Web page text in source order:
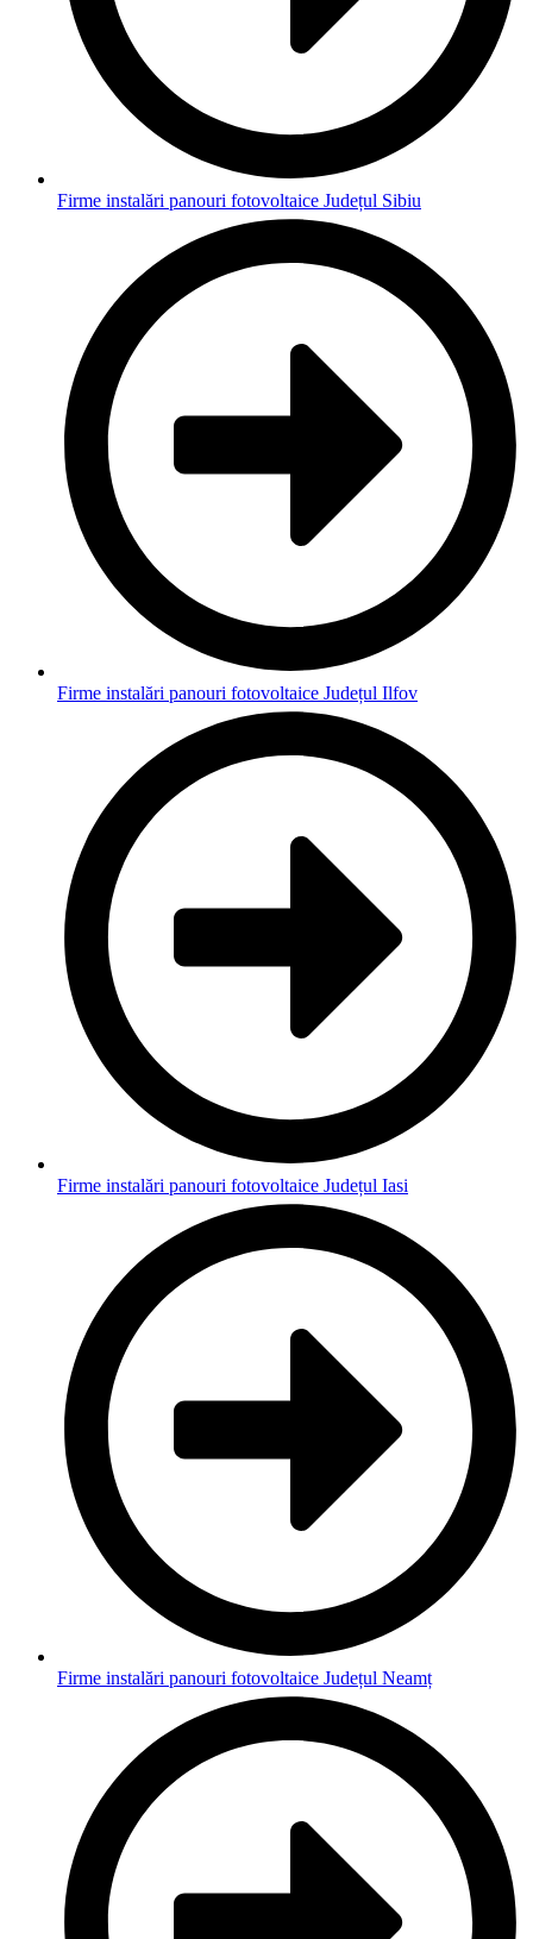
Firme instalări panouri fotovoltaice Județul Sibiu
Firme instalări panouri fotovoltaice Județul Ilfov
Firme instalări panouri fotovoltaice Județul Iasi
Firme instalări panouri fotovoltaice Județul Neamț